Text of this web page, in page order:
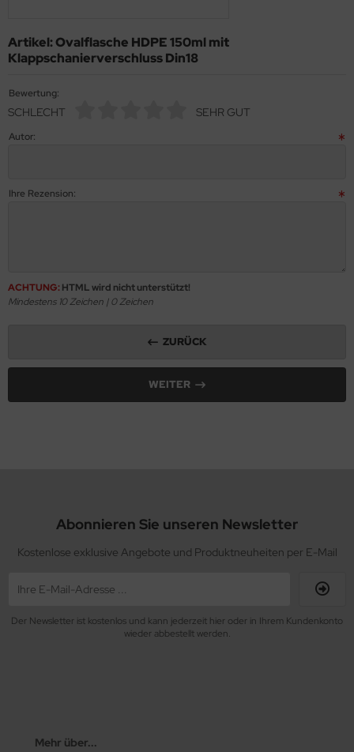
Artikel: Ovalflasche HDPE 150ml mit
Klappschanierverschluss Din18
Bewertung:
SCHLECHT SEHR GUT
Autor:
Ihre Rezension:
ACHTUNG: HTML wird nicht unterstützt!
Mindestens 10 Zeichen |0Zeichen
ZURÜCK
WEITER
Abonnieren Sie unseren Newsletter
Kostenlose exklusive Angebote und Produktneuheiten per E-Mail
Der Newsletter ist kostenlos und kann jederzeit hier oder in Ihrem Kundenkonto
wieder abbestellt werden.
Mehr über...